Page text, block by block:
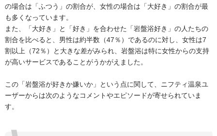
の場合は「ふつう」の割合が、女性の場合は「大好き」の割合が最
も多くなっています。
また、「大好き」と「好き」を合わせた「岩盤浴好き」の人たちの
割合を比べると、男性は約半数（47％）であるのに対し、女性は7
割以上（72％）と大きな差がみられ、岩盤浴は特に女性からの支持
が高いサービスであることがうかがえました。
この「岩盤浴が好きか嫌いか」という点に関して、ニフティ温泉ユ
ーザーからは次のようなコメントやエピソードが寄せられていま
す。